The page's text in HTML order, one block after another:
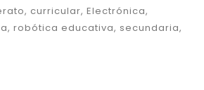
, curricular, Electrónica,
, robótica educativa, secundaria,